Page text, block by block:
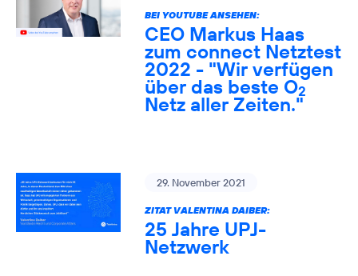
BEI YOUTUBE ANSEHEN:
CEO Markus Haas
zum connect Netztest
2022 - "Wir verfügen
über das beste O2
Netz aller Zeiten."
29. November 2021
ZITAT VALENTINA DAIBER:
25 Jahre UPJ-
Netzwerk